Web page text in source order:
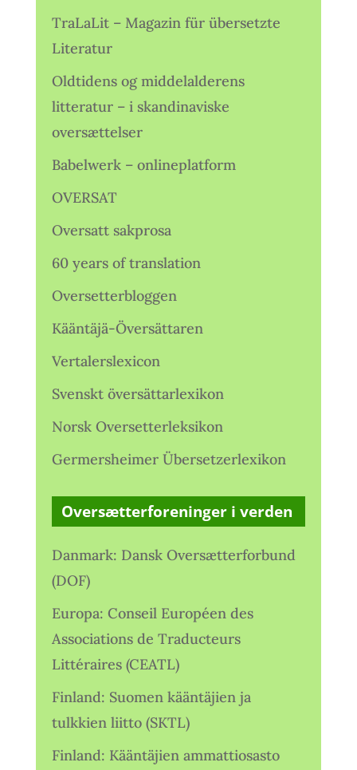
TraLaLit – Magazin für übersetzte
Literatur
Oldtidens og middelalderens
litteratur – i skandinaviske
oversættelser
Babelwerk – onlineplatform
OVERSAT
Oversatt sakprosa
60 years of translation
Oversetterbloggen
Kääntäjä-Översättaren
Vertalerslexicon
Svenskt översättarlexikon
Norsk Oversetterleksikon
Germersheimer Übersetzerlexikon
Oversætterforeninger i verden
Danmark: Dansk Oversætterforbund
(DOF)
Europa: Conseil Européen des
Associations de Traducteurs
Littéraires (CEATL)
Finland: Suomen kääntäjien ja
tulkkien liitto (SKTL)
Finland: Kääntäjien ammattiosasto